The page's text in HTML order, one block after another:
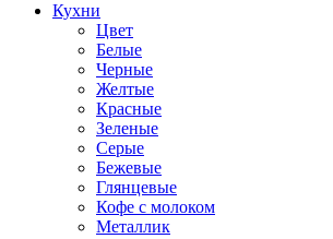
Кухни
Цвет
Белые
Черные
Желтые
Красные
Зеленые
Серые
Бежевые
Глянцевые
Кофе с молоком
Металлик